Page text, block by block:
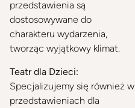
przedstawienia są
dostosowywane do
charakteru wydarzenia,
tworząc wyjątkowy klimat.
Teatr dla Dzieci:
Specjalizujemy się również w
przedstawieniach dla